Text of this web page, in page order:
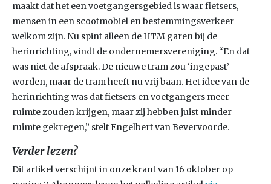
maakt dat het een voetgangersgebied is waar fietsers,
mensen in een scootmobiel en bestemmingsverkeer
welkom zijn. Nu spint alleen de HTM garen bij de
herinrichting, vindt de ondernemersvereniging. “En dat
was niet de afspraak. De nieuwe tram zou ‘ingepast’
worden, maar de tram heeft nu vrij baan. Het idee van de
herinrichting was dat fietsers en voetgangers meer
ruimte zouden krijgen, maar zij hebben juist minder
ruimte gekregen,” stelt Engelbert van Bevervoorde.
Verder lezen?
Dit artikel verschijnt in onze krant van 16 oktober op